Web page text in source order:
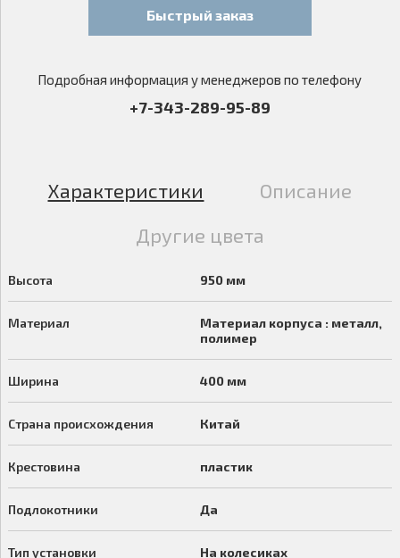
Быстрый заказ
Подробная информация у менеджеров по телефону
+7-343-289-95-89
Характеристики
Описание
Другие цвета
Высота 950 мм
Материал
Материал корпуса : металл,
полимер
Ширина 400 мм
Страна происхождения Китай
Крестовина пластик
Подлокотники Да
Тип установки На колесиках